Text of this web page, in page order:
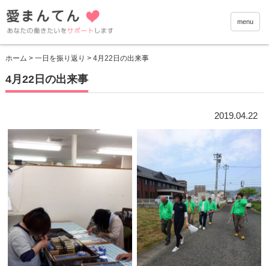
愛まん
menu
ホーム > 一日を振り返り > 4月22日の出来事
4月22日の出来事
2019.04.22